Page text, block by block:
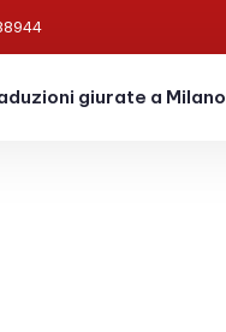
giurate a Milano